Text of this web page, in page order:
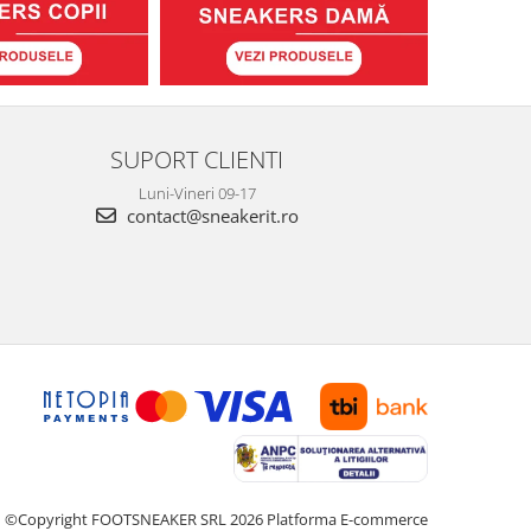
SUPORT CLIENTI
Luni-Vineri 09-17
contact@sneakerit.ro
©Copyright FOOTSNEAKER SRL 2026 Platforma E-commerce